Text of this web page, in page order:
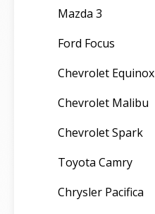
Mazda 3
Ford Focus
Chevrolet Equinox
Chevrolet Malibu
Chevrolet Spark
Toyota Camry
Chrysler Pacifica